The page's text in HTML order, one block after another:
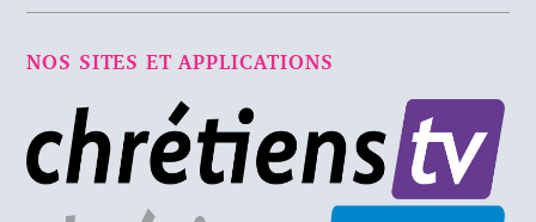
NOS SITES ET APPLICATIONS